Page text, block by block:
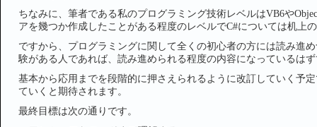
ちなみに、筆者である私のプログラミング技術レベルはVB6や
アを幾つか作成したことがある程度のレベルでC#については机上
ですから、プログラミングに関して全くの初心者の方には読み進
験がある人であれば、読み進められる程度の内容になっているは
基本から応用までを段階的に押さえられるように改訂していく予
ていくと期待されます。
最終目標は次の通りです。